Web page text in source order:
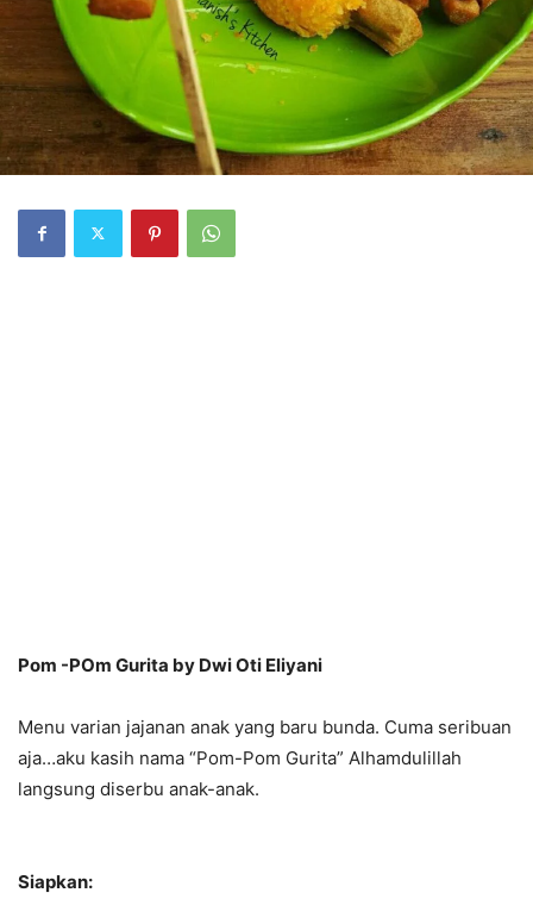
Pom -POm Gurita by Dwi Oti Eliyani
Menu varian jajanan anak yang baru bunda. Cuma seribuan
aja…aku kasih nama “Pom-Pom Gurita” Alhamdulillah
langsung diserbu anak-anak.
Siapkan: